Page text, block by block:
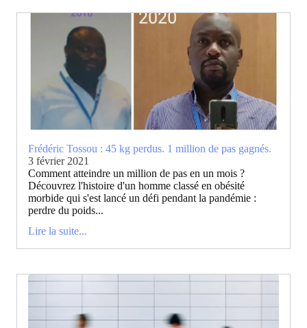
Frédéric Tossou : 45 kg perdus. 1 million de pas gagnés.
3 février 2021
Comment atteindre un million de pas en un mois ?
Découvrez l'histoire d'un homme classé en obésité
morbide qui s'est lancé un défi pendant la pandémie :
perdre du poids...
Lire la suite...